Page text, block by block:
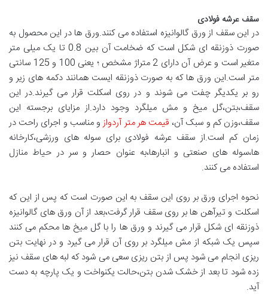
سقف عرشه فولادی
در این سقف از ورق گالوانیزه استفاده می کنند.ورق ها در این محصول به
صورت ذوزنقه ای شکل است که ضخامت آن بین 0.8 تا یک میلی متر
متغیر است و عرض آن دارای 2 متراژ مشخص ؛ یعنی 100 و 125 سانتی
متر است.این ورق ها که به صورت ذوزنقه ایست همانند دکمه های زیر و
رو بر یکدیگر چفت می شوند و در روی اسکلت قرار می گیرند.در این
سقف،بتن،گل میخ و مش میلگرد وجود دارد.از مزایای برجسته این
سقف،وزن کم و سبک آن، قیمت هر متر آردوازو مناسب و اجرای راحت در
زمان کم است.از سقف عرشه فولادی برای سوله های ورزشی،کارخانه
ها،سوله های صنعتی و انبارها،به عنوان حصار و سر در حیاط منازل
استفاده می کنند.
نحوه اجرای ورق بر روی این سقف به این صورت است که پس از این که
اسکلت و تیرآهن ها بر روی سقف قرار گرفت،بعد از آن ورق های گالوانیزه
ذوزنقه ای شکل قرار می گیرند و ورق ها را با گل میخ ها محکم می کنند
سپس یک شبکه از مش میلگرد بر روی آن قرار می گیرد و در نهایت بتن
ریزی انجام می شود پس از بتن ریزی سعی می شود که لبه های سقف نیز
زده شود تا بعد از خشک شدن بتن،حالت یکنواخت و یک پارچه به دست
آید.